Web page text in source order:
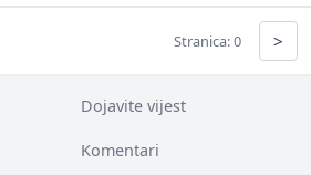
Stranica: 0 >
Dojavite vijest
Komentari